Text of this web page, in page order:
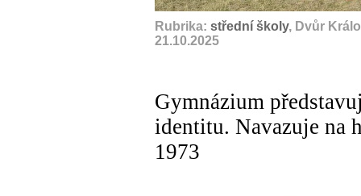
Rubrika: střední školy, Dvůr
21.10.2025
Gymnázium
identitu. Navazuje na
1973